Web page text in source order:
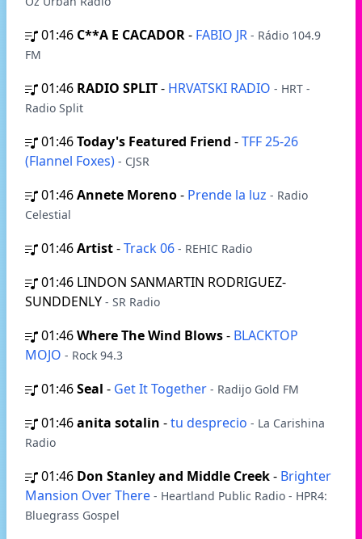
01:46 C**A E CACADOR- FABIO JR - Rádio 104.9
FM
01:46 RADIO SPLIT- HRVATSKI RADIO - HRT -
Radio Split
01:46Today's Featured Friend -TFF 25-26
(Flannel Foxes) - CJSR
01:46Annete Moreno- Prende la luz - Radio
Celestial
01:46Artist-Track 06 - REHIC Radio
01:46 LINDON SANMARTIN RODRIGUEZ-
SUNDDENLY - SR Radio
01:46Where The Wind Blows- BLACKTOP
MOJO - Rock 94.3
01:46Seal - Get It Together - Radijo Gold FM
01:46anita sotalin -tu desprecio - La Carishina
Radio
01:46 Don Stanley and Middle Creek- Brighter
Mansion Over There - Heartland Public Radio - HPR4:
Bluegrass Gospel